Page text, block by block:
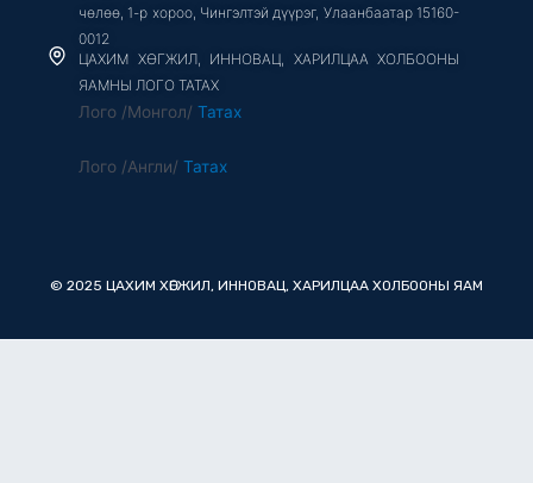
чөлөө, 1-р хороо, Чингэлтэй дүүрэг, Улаанбаатар 15160-
0012
ЦАХИМ ХӨГЖИЛ, ИННОВАЦ, ХАРИЛЦАА ХОЛБООНЫ
ЯАМНЫ ЛОГО ТАТАХ
Лого /Монгол/ Татах
Лого /Англи/ Татах
© 2025 ЦАХИМ ХӨГЖИЛ, ИННОВАЦ, ХАРИЛЦАА ХОЛБООНЫ ЯАМ